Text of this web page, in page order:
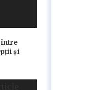
între
și